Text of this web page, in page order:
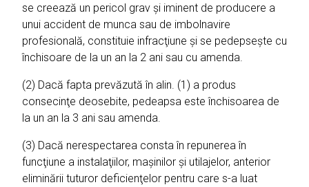
se creează un pericol grav şi iminent de producere a
unui accident de munca sau de imbolnavire
profesională, constituie infracţiune şi se pedepseşte cu
închisoare de la un an la 2 ani sau cu amenda.
(2) Dacă fapta prevăzută în alin. (1) a produs
consecinţe deosebite, pedeapsa este închisoarea de
la un an la 3 ani sau amenda.
(3) Dacă nerespectarea consta în repunerea în
funcţiune a instalaţiilor, maşinilor şi utilajelor, anterior
eliminării tuturor deficienţelor pentru care s-a luat